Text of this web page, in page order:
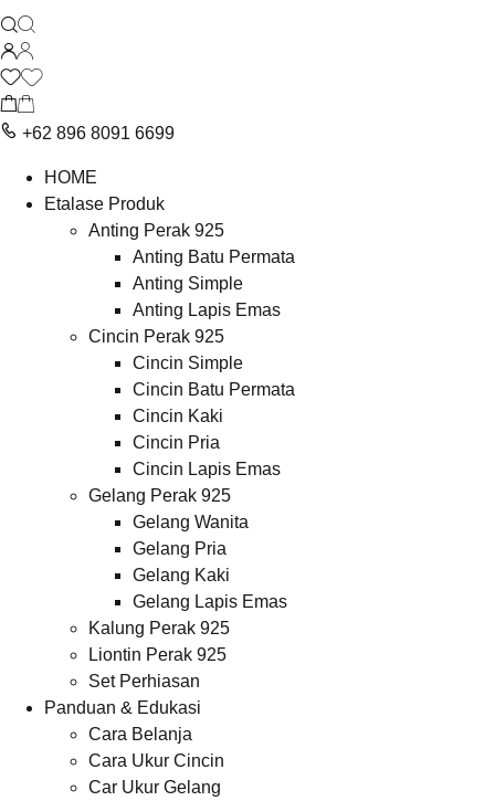
+62 896 8091 6699
HOME
Etalase Produk
Anting Perak 925
Anting Batu Permata
Anting Simple
Anting Lapis Emas
Cincin Perak 925
Cincin Simple
Cincin Batu Permata
Cincin Kaki
Cincin Pria
Cincin Lapis Emas
Gelang Perak 925
Gelang Wanita
Gelang Pria
Gelang Kaki
Gelang Lapis Emas
Kalung Perak 925
Liontin Perak 925
Set Perhiasan
Panduan & Edukasi
Cara Belanja
Cara Ukur Cincin
Car Ukur Gelang